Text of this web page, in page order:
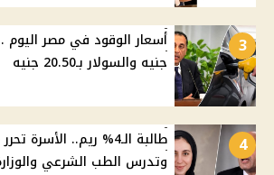
3
جنيه والسولار بـ20.50 جنيه
4
طالبة الـ4% ريم..
وتدرس الطب الشرعي